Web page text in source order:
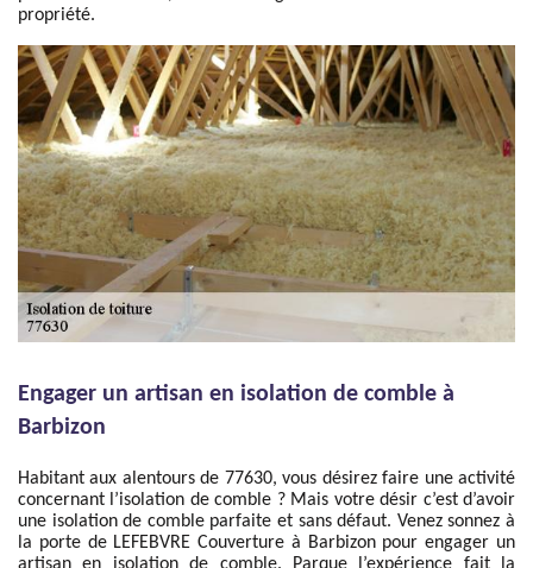
propriété.
Engager un artisan en isolation de comble à
Barbizon
Habitant aux alentours de 77630, vous désirez faire une activité
concernant l’isolation de comble ? Mais votre désir c’est d’avoir
une isolation de comble parfaite et sans défaut. Venez sonnez à
la porte de LEFEBVRE Couverture à Barbizon pour engager un